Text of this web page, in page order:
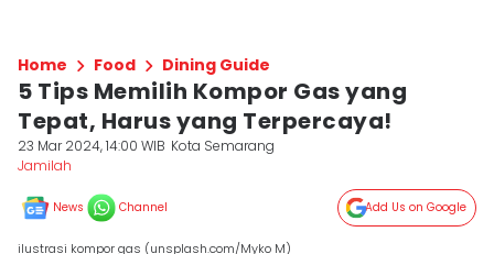
Home Food Dining Guide
5 Tips Memilih Kompor Gas yang
Tepat, Harus yang Terpercaya!
23 Mar 2024, 14:00 WIB Kota Semarang
Jamilah
News Channel Add Us on Google
ilustrasi kompor gas (unsplash.com/Myko M)